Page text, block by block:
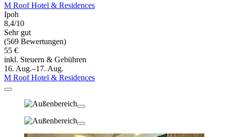
M Roof Hotel & Residences
Ipoh
8,4/10
Sehr gut
(569 Bewertungen)
55 €
inkl. Steuern & Gebühren
16. Aug.–17. Aug.
M Roof Hotel & Residences